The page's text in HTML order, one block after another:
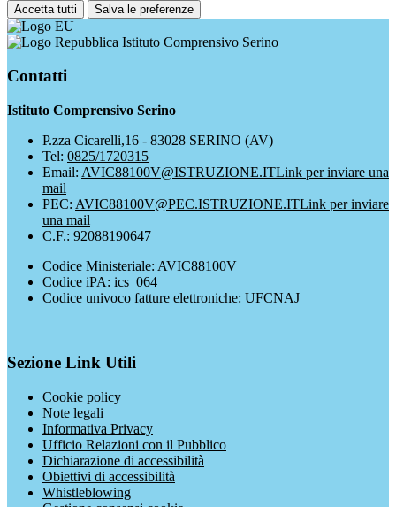
Accetta tutti Salva le preferenze
Istituto Comprensivo Serino
Contatti
Istituto Comprensivo Serino
P.zza Cicarelli,16 - 83028 SERINO (AV)
Tel: 0825/1720315
Email: AVIC88100V@ISTRUZIONE.ITLink per inviare una
mail
PEC: AVIC88100V@PEC.ISTRUZIONE.ITLink per inviare
una mail
C.F.: 92088190647
Codice Ministeriale: AVIC88100V
Codice iPA: ics_064
Codice univoco fatture elettroniche: UFCNAJ
Sezione Link Utili
Cookie policy
Note legali
Informativa Privacy
Ufficio Relazioni con il Pubblico
Dichiarazione di accessibilità
Obiettivi di accessibilità
Whistleblowing